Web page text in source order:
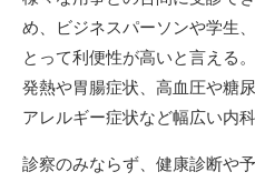
め、ビジネスパーソンや学生
とって利便性が高いと言える
発熱や胃腸症状、高血圧や糖
アレルギー症状など幅広い内
診察のみならず、健康診断や